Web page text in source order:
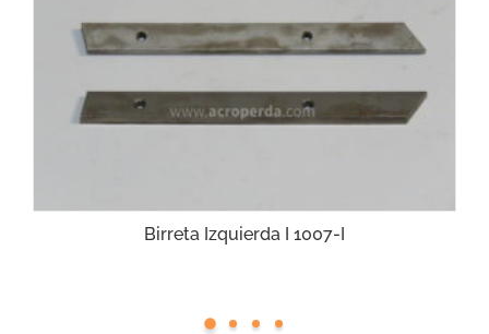
Birreta Izquierda I 1007-I